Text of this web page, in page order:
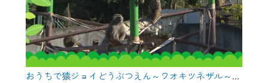
おうちで猿ジョイどうぶつえん～ワオキツネザル～（2024年10月16日初回放送）